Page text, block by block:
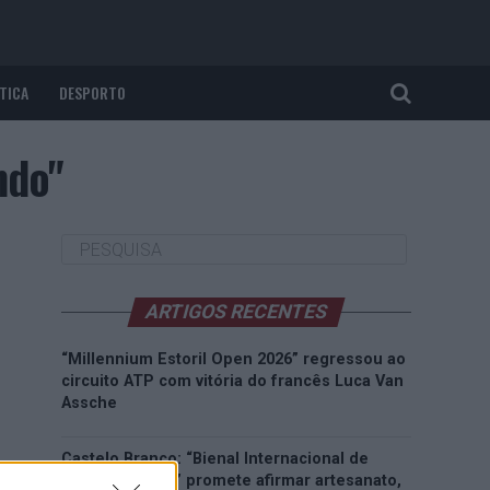
DESPORTO
ARTIGOS RECENTES
“Millennium Estoril Open 2026” regressou ao
circuito ATP com vitória do francês Luca Van
Assche
Castelo Branco: “Bienal Internacional de
Artes e Ofícios” promete afirmar artesanato,